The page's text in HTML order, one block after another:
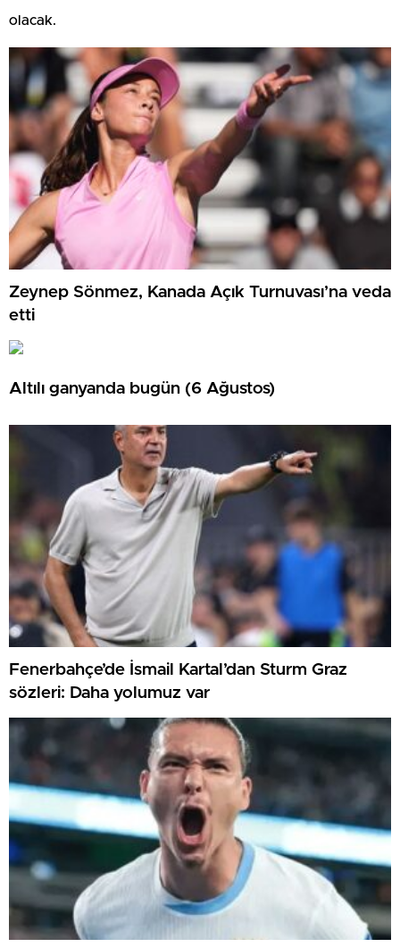
olacak.
Zeynep Sönmez, Kanada Açık Turnuvası’na veda
etti
Altılı ganyanda bugün (6 Ağustos)
Fenerbahçe’de İsmail Kartal’dan Sturm Graz
sözleri: Daha yolumuz var